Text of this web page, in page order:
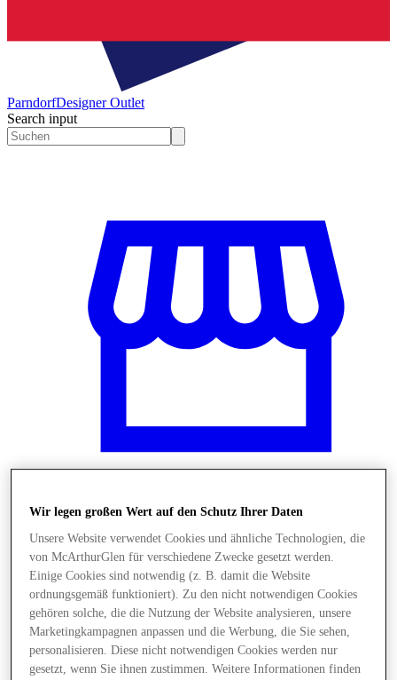
ParndorfDesigner Outlet
Search input
Shops
Wir legen großen Wert auf den Schutz Ihrer Daten
Unsere Website verwendet Cookies und ähnliche Technologien, die
von McArthurGlen für verschiedene Zwecke gesetzt werden.
Einige Cookies sind notwendig (z. B. damit die Website
ordnungsgemäß funktioniert). Zu den nicht notwendigen Cookies
gehören solche, die die Nutzung der Website analysieren, unsere
Marketingkampagnen anpassen und die Werbung, die Sie sehen,
personalisieren. Diese nicht notwendigen Cookies werden nur
gesetzt, wenn Sie ihnen zustimmen. Weitere Informationen finden